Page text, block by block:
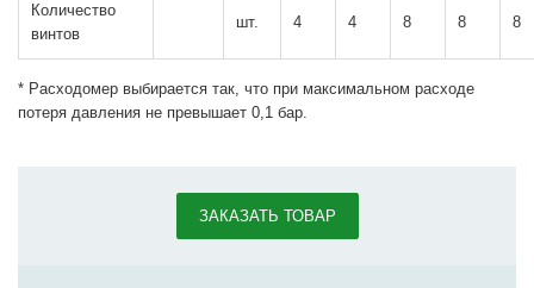
Количество
винтов
шт. 4 4 8 8 8
* Расходомер выбирается так, что при максимальном расходе
потеря давления не превышает 0,1 бар.
ЗАКАЗАТЬ ТОВАР